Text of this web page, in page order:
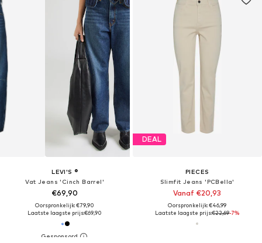
LEVI'S ®
Vat Jeans 'Cinch Barrel'
€69,90
Oorspronkelijk: €79,90
Laatste laagste prijs:€69,90
DEAL
PIECES
Slimfit Jeans 'PCBella'
Vanaf €20,93
Oorspronkelijk: €46,99
Laatste laagste prijs:€22,69-7%